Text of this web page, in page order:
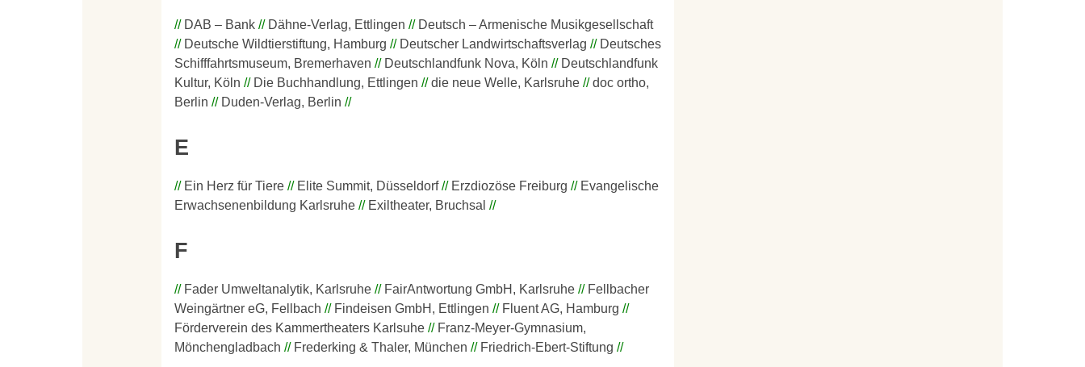
DAB – Bank Dähne-Verlag, Ettlingen
Deutsch – Armenische Musikgesellschaft
Deutsche Wildtierstiftung, Hamburg
Deutscher Landwirtschaftsverlag
Deutsches
Schifffahrtsmuseum, Bremerhaven
Deutschlandfunk Nova, Köln
Deutschlandfunk
Kultur, Köln
Die Buchhandlung, Ettlingen die neue Welle, Karlsruhe
doc ortho,
Berlin
Duden-Verlag, Berlin
E
Ein Herz für Tiere Elite Summit, Düsseldorf Erzdiozöse Freiburg
Evangelische
Erwachsenenbildung Karlsruhe
Exiltheater, Bruchsal
F
Fader Umweltanalytik, Karlsruhe FairAntwortung GmbH, Karlsruhe
Fellbacher
Weingärtner eG, Fellbach
Findeisen GmbH, Ettlingen
Fluent AG, Hamburg
Förderverein des Kammertheaters Karlsuhe
Franz-Meyer-Gymnasium,
Mönchengladbach
Frederking & Thaler, München Friedrich-Ebert-Stiftung